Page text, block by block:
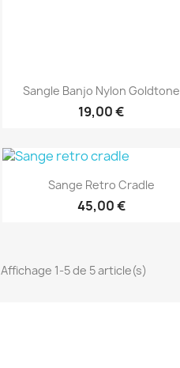
Aperçu rapide
Sangle Banjo Nylon Goldtone
19,00 €
Aperçu rapide
Sange Retro Cradle
45,00 €
Affichage 1-5 de 5 article(s)